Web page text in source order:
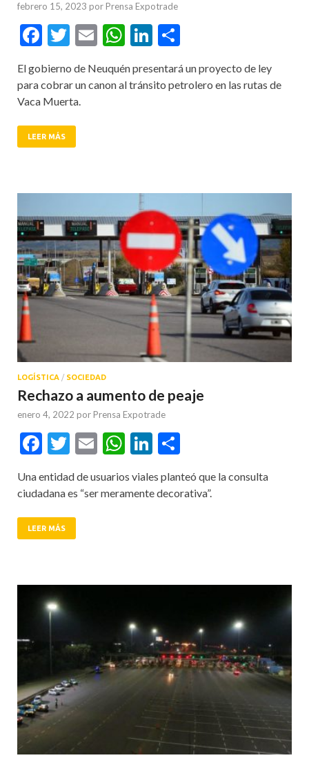
febrero 15, 2023 por Prensa Expotrade
Facebook
Twitter
EmailWhatsApp
LinkedIn
El gobierno de Neuquén presentará un proyecto de ley
para cobrar un canon al tránsito petrolero en las rutas de
Vaca Muerta.
LEER MÁS
LOGÍSTICA / SOCIEDAD
Rechazo a aumento de peaje
enero 4, 2022 por Prensa Expotrade
Facebook
Twitter
EmailWhatsApp
LinkedIn
Una entidad de usuarios viales planteó que la consulta
ciudadana es “ser meramente decorativa”.
LEER MÁS